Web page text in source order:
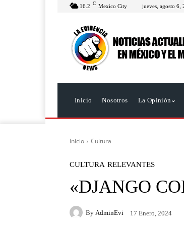
16.2 C Mexico City jueves, agosto 6,
Inicio Nosotros La Opinión
Inicio Cultura
CULTURA RELEVANTES
«DJANGO
By AdminEvi 17 Enero, 2024